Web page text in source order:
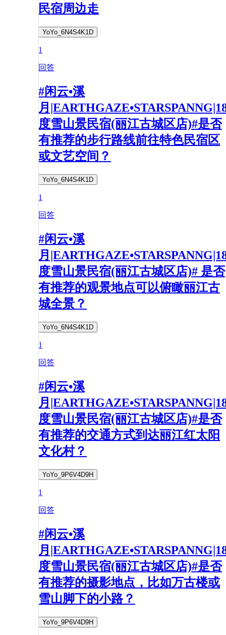
民宿周边走
YoYo_6N4S4K1D
1
回答
#闲云•溪
月
度雪山景民宿(丽江古城区店)#是否
有推荐的步行路线前往特色民宿区
或文艺空间？
YoYo_6N4S4K1D
1
回答
#闲云•溪
月
度雪山景民宿(丽江古城区店)# 是否
有推荐的观景地点可以俯瞰丽江古
城全景？
YoYo_6N4S4K1D
1
回答
#闲云•溪
月
度雪山景民宿(丽江古城区店)#是否
有推荐的交通方式到达丽江红太阳
文化村？
YoYo_9P6V4D9H
1
回答
#闲云•溪
月
度雪山景民宿(丽江古城区店)#是否
有推荐的摄影地点，比如万古楼或
雪山脚下的小路？
YoYo_9P6V4D9H